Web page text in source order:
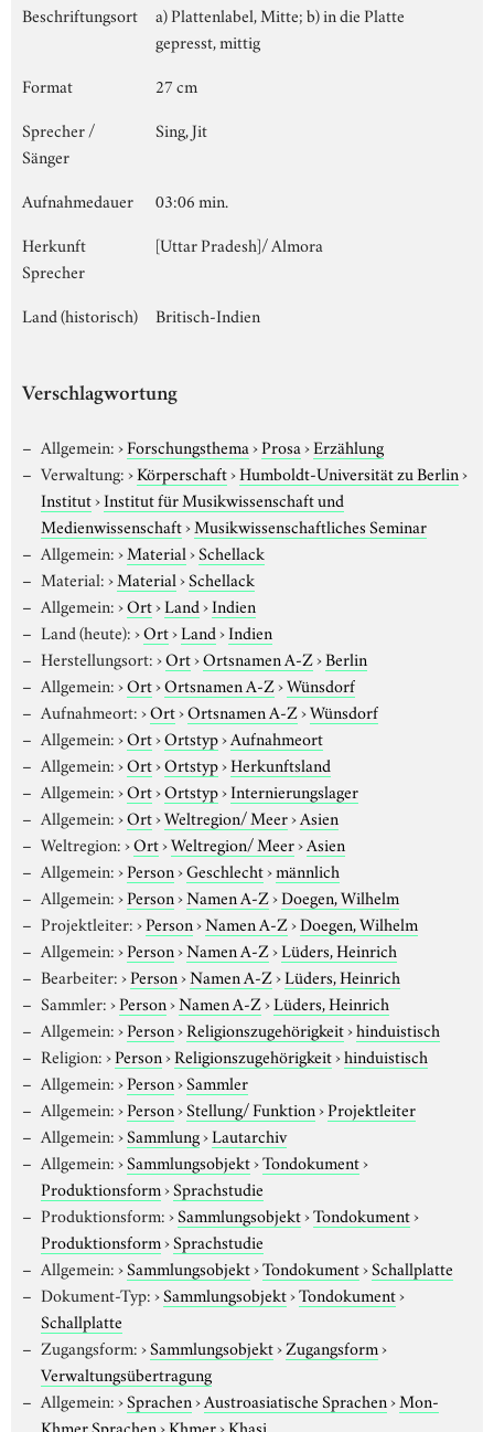
Beschriftungsort
a) Plattenlabel, Mitte; b) in die Platte
gepresst, mittig
Format
27 cm
Sprecher /
Sänger
Sing, Jit
Aufnahmedauer
03:06 min.
Herkunft
Sprecher
[Uttar Pradesh]/ Almora
Land (historisch) Britisch-Indien
Verschlagwortung
Allgemein:›Forschungsthema›Prosa›Erzählung
Verwaltung:›Körperschaft›Humboldt-Universität zu Berlin›
Institut›Institut für Musikwissenschaft und
Medienwissenschaft›Musikwissenschaftliches Seminar
Allgemein:›Material›Schellack
Material:›Material›Schellack
Allgemein:›Ort›Land›Indien
Land (heute):›Ort›Land›Indien
Herstellungsort:›Ort›Ortsnamen A-Z›Berlin
Allgemein:›Ort›Ortsnamen A-Z›Wünsdorf
Aufnahmeort:›Ort›Ortsnamen A-Z›Wünsdorf
Allgemein:›Ort›Ortstyp›Aufnahmeort
Allgemein:›Ort›Ortstyp›Herkunftsland
Allgemein:›Ort›Ortstyp›Internierungslager
Allgemein:›Ort›Weltregion/ Meer›Asien
Weltregion:›Ort›Weltregion/ Meer›Asien
Allgemein:›Person›Geschlecht›männlich
Allgemein:›Person›Namen A-Z›Doegen, Wilhelm
Projektleiter:›Person›Namen A-Z›Doegen, Wilhelm
Allgemein:›Person›Namen A-Z›Lüders, Heinrich
Bearbeiter:›Person›Namen A-Z›Lüders, Heinrich
Sammler:›Person›Namen A-Z›Lüders, Heinrich
Allgemein:›Person›Religionszugehörigkeit›hinduistisch
Religion:›Person›Religionszugehörigkeit›hinduistisch
Allgemein:›Person›Sammler
Allgemein:›Person›Stellung/ Funktion›Projektleiter
Allgemein:›Sammlung›Lautarchiv
Allgemein:›Sammlungsobjekt›Tondokument›
Produktionsform›Sprachstudie
Produktionsform:›Sammlungsobjekt›Tondokument›
Produktionsform›Sprachstudie
Allgemein:›Sammlungsobjekt›Tondokument›Schallplatte
Dokument-Typ:›Sammlungsobjekt›Tondokument›
Schallplatte
Zugangsform:›Sammlungsobjekt›Zugangsform›
Verwaltungsübertragung
Allgemein:›Sprachen›Austroasiatische Sprachen›Mon-
Khmer Sprachen›Khmer›Khasi